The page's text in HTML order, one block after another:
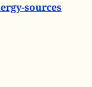
sources